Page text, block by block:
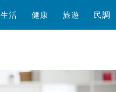
生活 健康 旅遊 民調